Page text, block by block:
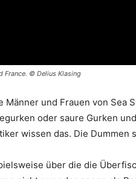
France. © Delius Klasing
und Frauen von Sea
oder saure Gurken
wissen das. Die Dummen
über die die